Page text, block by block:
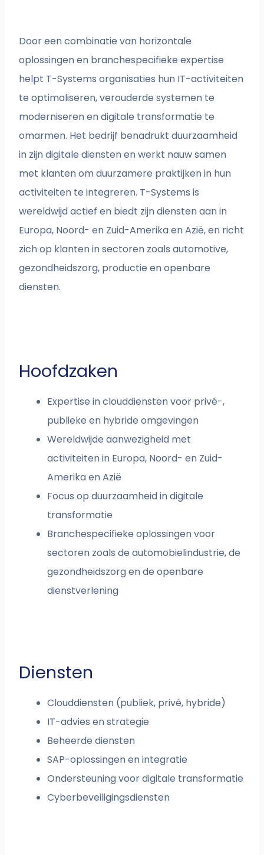
Door een combinatie van horizontale
oplossingen en branchespecifieke expertise
helpt T-Systems organisaties hun IT-activiteiten
te optimaliseren, verouderde systemen te
moderniseren en digitale transformatie te
omarmen. Het bedrijf benadrukt duurzaamheid
in zijn digitale diensten en werkt nauw samen
met klanten om duurzamere praktijken in hun
activiteiten te integreren. T-Systems is
wereldwijd actief en biedt zijn diensten aan in
Europa, Noord- en Zuid-Amerika en Azië, en richt
zich op klanten in sectoren zoals automotive,
gezondheidszorg, productie en openbare
diensten.
Hoofdzaken
Expertise in clouddiensten voor privé-,
publieke en hybride omgevingen
Wereldwijde aanwezigheid met
activiteiten in Europa, Noord- en Zuid-
Amerika en Azië
Focus op duurzaamheid in digitale
transformatie
Branchespecifieke oplossingen voor
sectoren zoals de automobielindustrie, de
gezondheidszorg en de openbare
dienstverlening
Diensten
Clouddiensten (publiek, privé, hybride)
IT-advies en strategie
Beheerde diensten
SAP-oplossingen en integratie
Ondersteuning voor digitale transformatie
Cyberbeveiligingsdiensten